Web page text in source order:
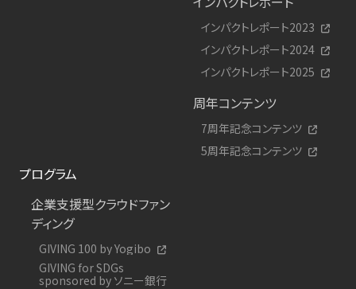
インパクトレポート2023
インパクトレポート2024
インパクトレポート2025
周年コンテンツ
7周年記念コンテンツ
5周年記念コンテンツ
プログラム
企業支援型クラウドファン
ディング
GIVING 100 by Yogibo
GIVING for SDGs
sponsored by ソニー銀行